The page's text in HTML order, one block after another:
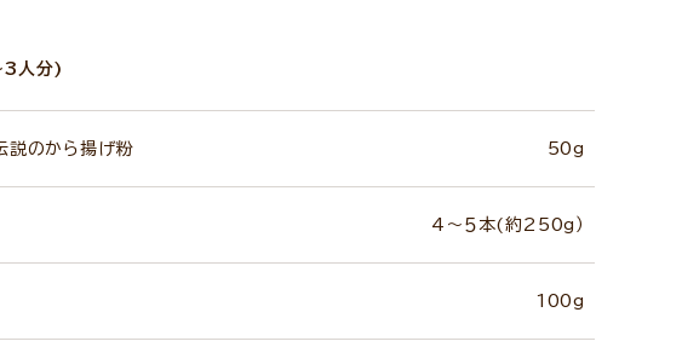
3人分)
のから揚げ粉 50g
4～５本(約250g）
100g